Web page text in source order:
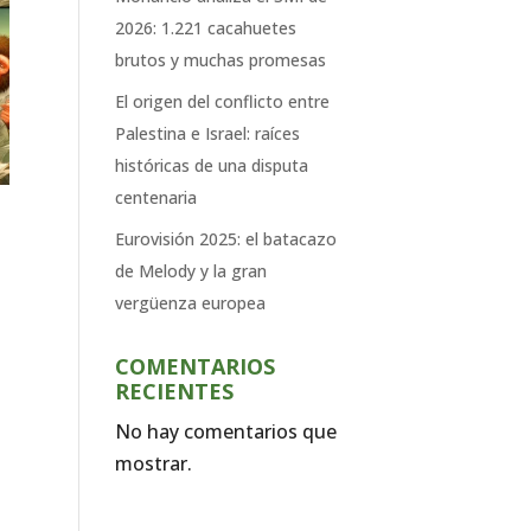
2026: 1.221 cacahuetes
brutos y muchas promesas
El origen del conflicto entre
Palestina e Israel: raíces
históricas de una disputa
centenaria
Eurovisión 2025: el batacazo
de Melody y la gran
vergüenza europea
COMENTARIOS
RECIENTES
No hay comentarios que
mostrar.